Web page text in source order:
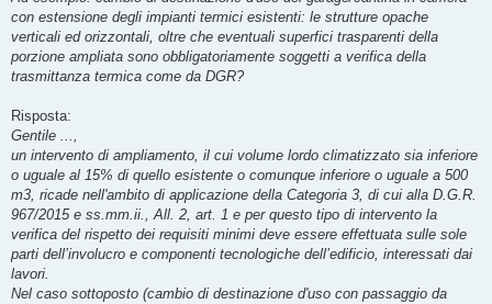
con estensione degli impianti termici esistenti: le strutture opache
verticali ed orizzontali, oltre che eventuali superfici trasparenti della
porzione ampliata sono obbligatoriamente soggetti a verifica della
trasmittanza termica come da DGR?
Risposta:
Gentile ...,
un intervento di ampliamento, il cui volume lordo climatizzato sia inferiore
o uguale al 15% di quello esistente o comunque inferiore o uguale a 500
m3, ricade nell'ambito di applicazione della Categoria 3, di cui alla D.G.R.
967/2015 e ss.mm.ii., All. 2, art. 1 e per questo tipo di intervento la
verifica del rispetto dei requisiti minimi deve essere effettuata sulle sole
parti dell’involucro e componenti tecnologiche dell’edificio, interessati dai
lavori.
Nel caso sottoposto (cambio di destinazione d'uso con passaggio da